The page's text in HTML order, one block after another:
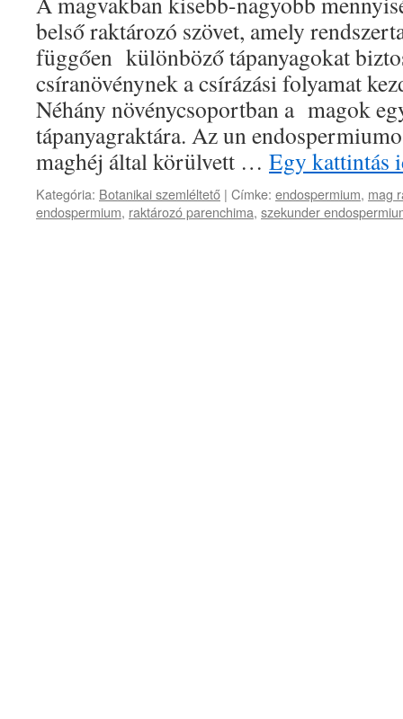
belső raktározó szövet, amely
függően különböző tápanyagokat
csíranövénynek a csírázási folyamat
Néhány növénycsoportban a magok
tápanyagraktára. Az un
maghéj által körülvett … Egy kattintás
Kategória: Botanikai szemléltető | Címke: endospermium, mag
endospermium, raktározó parenchima, szekunder